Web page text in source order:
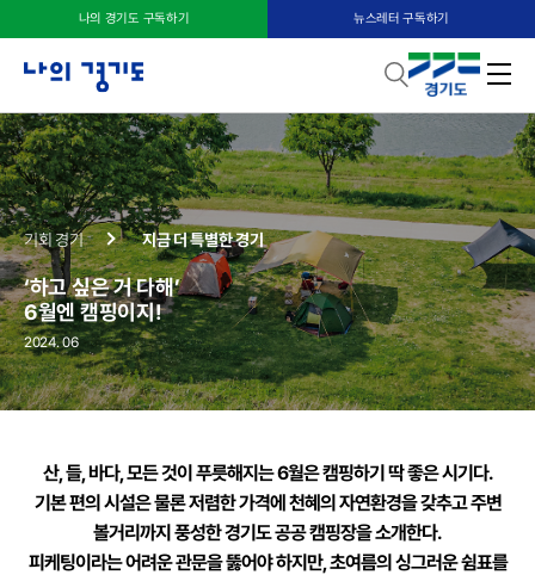
나의 경기도 구독하기 뉴스레터 구독하기
기회 경기 지금 더 특별한 경기
‘하고 싶은 거 다해’
6월엔 캠핑이지!
2024. 06
산, 들, 바다, 모든 것이 푸릇해지는 6월은 캠핑하기 딱 좋은 시기다.
기본 편의 시설은 물론 저렴한 가격에 천혜의 자연환경을 갖추고주변
볼거리까지 풍성한 경기도 공공 캠핑장을 소개한다.
피케팅이라는 어려운 관문을 뚫어야 하지만,초여름의 싱그러운 쉼표를